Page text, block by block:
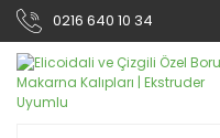
0216 640 10 34